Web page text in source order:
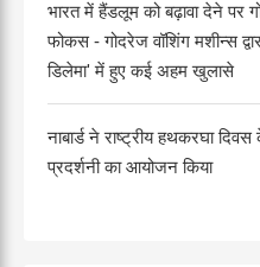
भारत में हैंडलूम को बढ़ावा देने पर
फोकस - गोदरेज वॉशिंग मशीन्स
डिलेमा' में हुए कई अहम खुलासे
नाबार्ड ने राष्ट्रीय हथकरघा
प्रदर्शनी का आयोजन किया